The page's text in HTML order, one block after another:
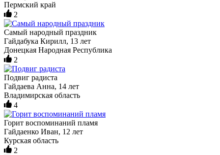
Пермский край
2
Самый народный праздник
Гайдабука Кирилл, 13 лет
Донецкая Народная Республика
2
Подвиг радиста
Гайдаева Анна, 14 лет
Владимирская область
4
Горит воспоминаний пламя
Гайдаенко Иван, 12 лет
Курская область
2